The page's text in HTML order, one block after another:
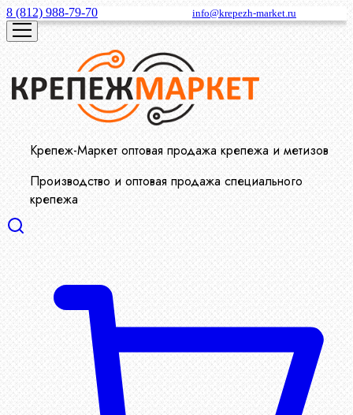
8 (812) 988-79-70 info@krepezh-market.ru
Крепеж-Маркет оптовая продажа крепежа и метизов
Производство и оптовая продажа специального
крепежа